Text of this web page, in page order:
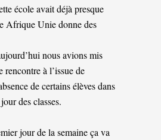
école avait déjà presque
Afrique Unie donne des
nous avions mis
à l’issue de
de certains élèves dans
des classes.
jour de la semaine ça va